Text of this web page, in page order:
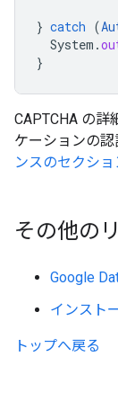
} catch (
System .
}
CAPTCHA の
ケーションの
ンスのセクショ
その他の
Google
インスト
トップへ戻る